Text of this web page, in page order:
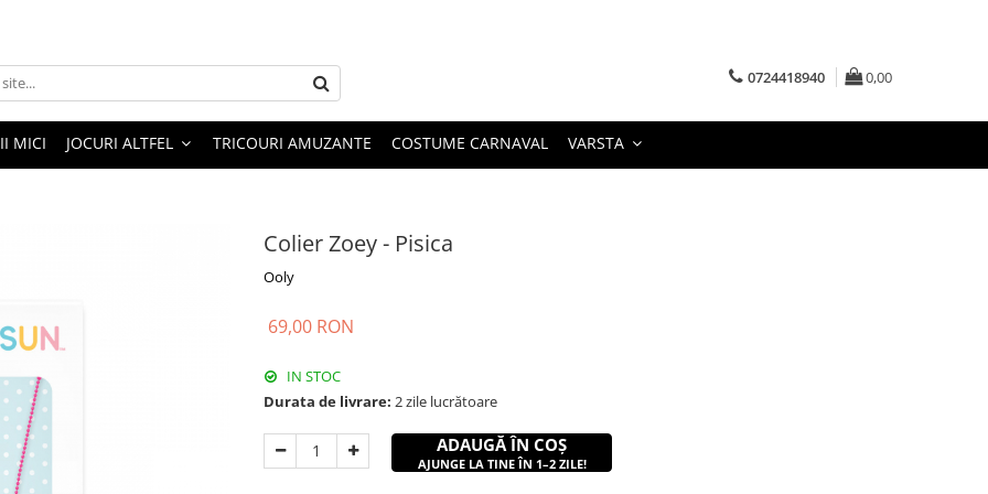
0724418940 0,00
MICI JOCURI ALTFEL TRICOURI AMUZANTE COSTUME CARNAVAL VARSTA
Colier Zoey - Pisica
Ooly
69,00 RON
IN STOC
Durata de livrare: 2 zile lucrătoare
ADAUGĂ ÎN COȘ
AJUNGE LA TINE ÎN 1–2 ZILE!